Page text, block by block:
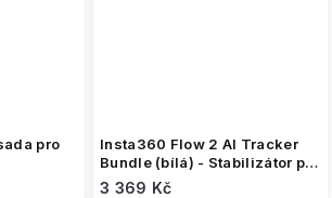
pro
Insta360 Flow 2 AI Tracker
Bundle (bílá) - Stabilizátor pro
telefon
3 369 Kč